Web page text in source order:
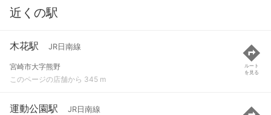
近くの駅
木花駅 JR日南線
宮崎市大字熊野
このページの店舗から 345 m
ルート
を見る
運動公園駅 JR日南線